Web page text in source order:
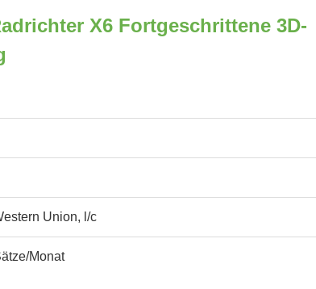
X6 Fortgeschrittene 3D-
Union, l/c
Monat